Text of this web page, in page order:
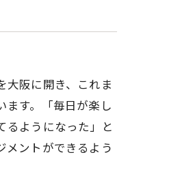
大阪に開き、これま
ます。「毎日が楽し
るようになった」と
メントができるよう